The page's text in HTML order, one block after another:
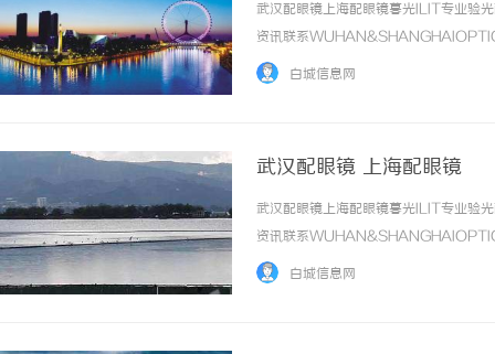
武汉配眼镜上海配眼镜暮光ILIT专业验
资讯联系
品牌，现于武汉与上海设有4家门店。
白城信息网
武汉配眼镜 上海配眼镜
武汉配眼镜上海配眼镜暮光ILIT专业验
资讯联系
品牌，现于武汉与上海设有4家门店。
白城信息网